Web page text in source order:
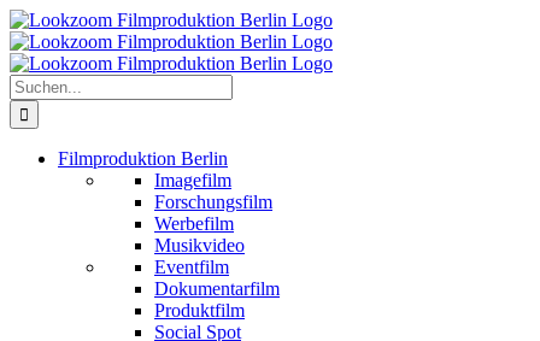
Zum
Inhalt
springen
Suche
nach:
Filmproduktion Berlin
Imagefilm
Forschungsfilm
Werbefilm
Musikvideo
Eventfilm
Dokumentarfilm
Produktfilm
Social Spot